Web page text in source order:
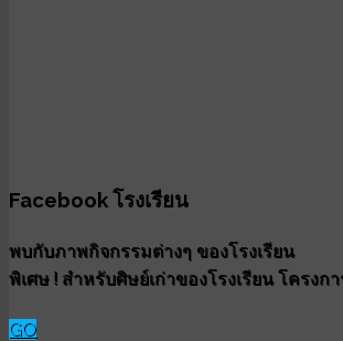
Facebook โรงเรียน
พบกับภาพกิจกรรมต่างๆ ของโรงเรียน
พิเศษ ! สำหรับศิษย์เก่าของโรงเรียน โครง
GO